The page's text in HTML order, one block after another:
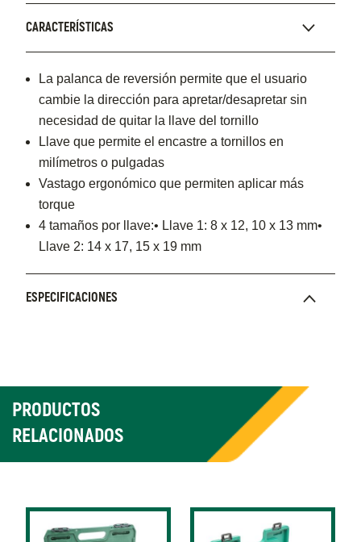
CARACTERÍSTICAS
La palanca de reversión permite que el usuario
cambie la dirección para apretar/desapretar sin
necesidad de quitar la llave del tornillo
Llave que permite el encastre a tornillos en
milímetros o pulgadas
Vastago ergonómico que permiten aplicar más
torque
4 tamaños por llave:• Llave 1: 8 x 12, 10 x 13 mm•
Llave 2: 14 x 17, 15 x 19 mm
ESPECIFICACIONES
PRODUCTOS
RELACIONADOS